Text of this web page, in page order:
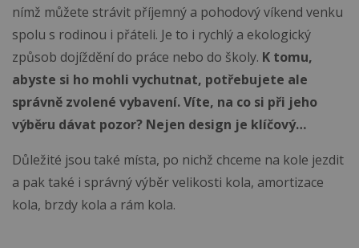
nímž můžete strávit příjemný a pohodový víkend venku
spolu s rodinou i přáteli. Je to i rychlý a ekologický
způsob dojíždění do práce nebo do školy. K tomu,
abyste si ho mohli vychutnat, potřebujete ale
správně zvolené vybavení. Víte, na co si při jeho
výběru dávat pozor? Nejen design je klíčový…
Důležité jsou také místa, po nichž chceme na kole jezdit
a pak také i správný výběr velikosti kola, amortizace
kola, brzdy kola a rám kola.